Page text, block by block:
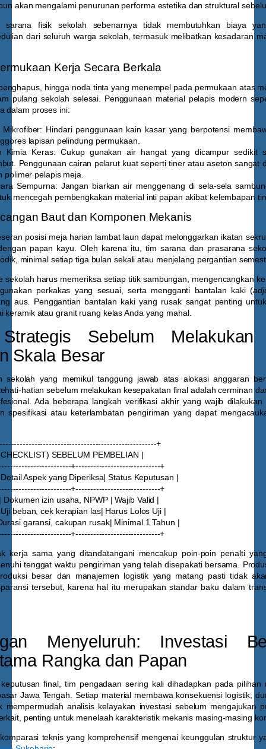
akan mengalami penurunan performa estetika dan struktural
sarana fisik sekolah sebenarnya tidak membutuhkan biaya
dari seluruh warga sekolah, termasuk melibatkan kesadaran
Kerja Secara Berkala
hingga noda tinta yang menempel pada permukaan atas
pulang sekolah selesai. Penggunaan material pelapis modern
dalam proses ini:
Hindari penggunaan kain kasar yang berpotensi
lapisan pelindung permukaan.
Kimia Keras: Cukup gunakan air hangat yang dicampur sedikit
Penggunaan cairan pelarut kuat seperti tiner atau aseton sangat
polimer pelapis meja.
Sempurna: Jangan biarkan air menggenang di sela-sela
mencegah pembengkakan material inti papan akibat kelembapan
Baut dan Komponen Mekanis
posisi meja harian lambat laun dapat melonggarkan ikatan
papan kayu. Oleh karena itu, tim sarana dan prasarana
minimal setiap tiga bulan sekali atau menjelang pergantian
sekolah harus memeriksa setiap titik sambungan, mengencangkan
perkakas yang sesuai, serta mengganti bantalan kaki (
aus. Penggantian bantalan kaki yang rusak sangat penting
keramik atau granit ruang kelas Anda yang mahal.
Sebelum Melakukan
Skala Besar
sekolah yang memikul tanggung jawab atas alokasi anggaran
hatian sebelum melakukan kesepakatan final adalah cerminan
Ada beberapa langkah verifikasi akhir yang wajib dilakukan
spesifikasi atau keterlambatan pengiriman yang dapat
+
SEBELUM PEMBELIAN |
+-----------------------------+
Aspek yang Diperiksa| Status Keputusan |
+-----------------------------+
izin usaha, NPWP | Wajib Valid |
beban, cek kerapian las| Harus Lolos Uji |
garansi, cakupan rusak| Minimal 1 Tahun |
+-----------------------------+
kerja sama yang ditandatangani mencakup poin-poin penalti
tenggat waktu pengiriman yang telah disepakati bersama.
besar dan manajemen logistik yang matang pasti tidak
tersebut, karena hal itu merupakan standar baku dalam
Menyeluruh: Investasi
Rangka dan Papan
final, tim pengadaan sering kali dihadapkan pada pilihan
Jawa Tengah. Setiap material membawa konsekuensi logistik,
mempermudah analisis kelayakan investasi sebelum mengajukan
penting untuk menelaah karakteristik mekanis masing-masing
teknis yang komprehensif mengenai keunggulan struktur